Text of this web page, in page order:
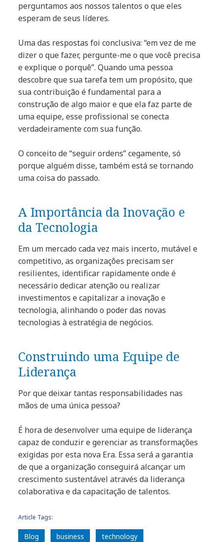
perguntamos aos nossos talentos o que eles
esperam de seus líderes.
Uma das respostas foi conclusiva: “em vez de me
dizer o que fazer, pergunte-me o que você precisa
e explique o porquê”. Quando uma pessoa
descobre que sua tarefa tem um propósito, que
sua contribuição é fundamental para a
construção de algo maior e que ela faz parte de
uma equipe, esse profissional se conecta
verdadeiramente com sua função.
O conceito de “seguir ordens” cegamente, só
porque alguém disse, também está se tornando
uma coisa do passado.
A Importância da Inovação e
da Tecnologia
Em um mercado cada vez mais incerto, mutável e
competitivo, as organizações precisam ser
resilientes, identificar rapidamente onde é
necessário dedicar atenção ou realizar
investimentos e capitalizar a inovação e
tecnologia, alinhando o poder das novas
tecnologias à estratégia de negócios.
Construindo uma Equipe de
Liderança
Por que deixar tantas responsabilidades nas
mãos de uma única pessoa?
É hora de desenvolver uma equipe de liderança
capaz de conduzir e gerenciar as transformações
exigidas por esta nova Era. Essa será a garantia
de que a organização conseguirá alcançar um
crescimento sustentável através da liderança
colaborativa e da capacitação de talentos.
Article Tags:
Blog business technology